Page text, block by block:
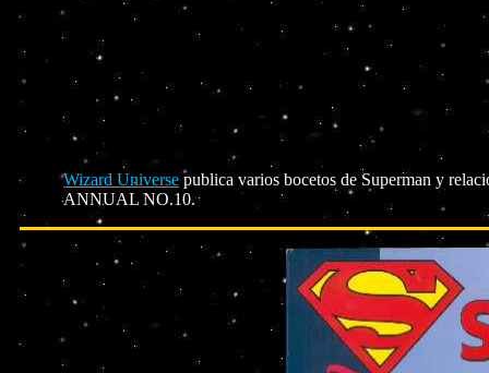
Wizard Universe publica varios bocetos de Superman y
ANNUAL NO.10.